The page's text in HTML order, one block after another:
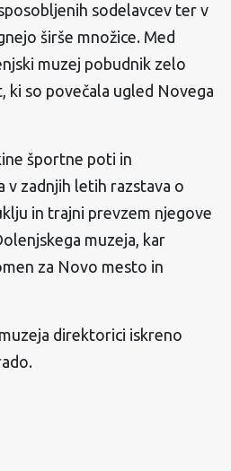
sodelavcev ter v
širše množice. Med
muzej pobudnik zelo
ki so povečala ugled Novega
športne poti in
v zadnjih letih razstava o
in trajni prevzem njegove
muzeja, kar
za Novo mesto in
direktorici iskreno